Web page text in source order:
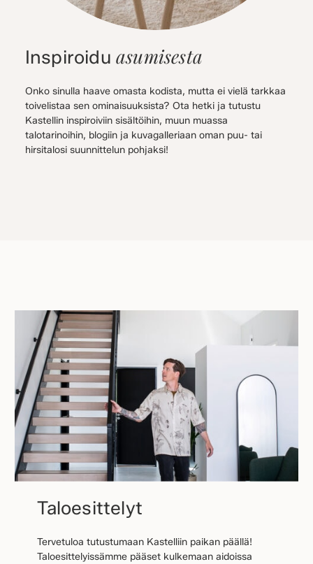
Inspiroiduasumisesta
Onko sinulla haave omasta kodista, mutta ei vielä tarkkaa
toivelistaa sen ominaisuuksista? Ota hetki ja tutustu
Kastellin inspiroiviin sisältöihin, muun muassa
talotarinoihin, blogiin ja kuvagalleriaan oman puu- tai
hirsitalosi suunnittelun pohjaksi!
Taloesittelyt
Tervetuloa tutustumaan Kastelliin paikan päällä!
Taloesittelyissämme pääset kulkemaan aidoissa